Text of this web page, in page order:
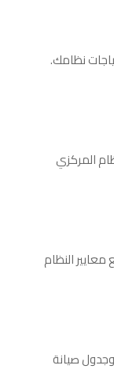
احتياجات نظامك.
المركزي
النظام
صيانة